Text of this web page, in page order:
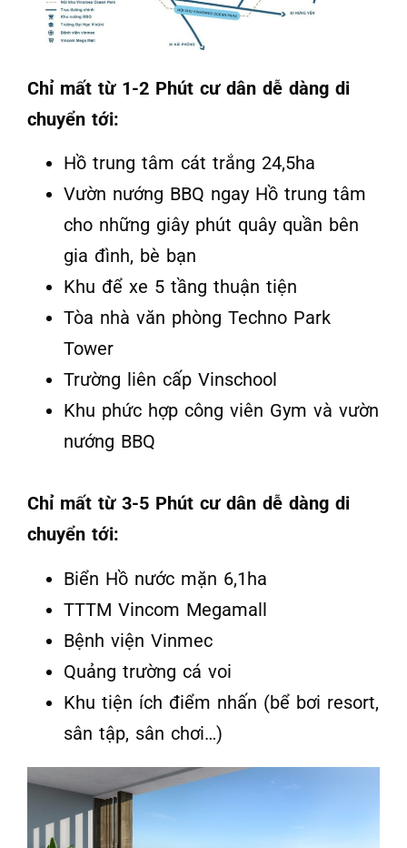
Chỉ mất từ 1-2 Phút cư dân dễ dàng di
chuyển tới:
Hồ trung tâm cát trắng 24,5ha
Vườn nướng BBQ ngay Hồ trung tâm
cho những giây phút quây quần bên
gia đình, bè bạn
Khu để xe 5 tầng thuận tiện
Tòa nhà văn phòng Techno Park
Tower
Trường liên cấp Vinschool
Khu phức hợp công viên Gym và vườn
nướng BBQ
Chỉ mất từ 3-5 Phút cư dân dễ dàng di
chuyển tới:
Biển Hồ nước mặn 6,1ha
TTTM Vincom Megamall
Bệnh viện Vinmec
Quảng trường cá voi
Khu tiện ích điểm nhấn (bể bơi resort,
sân tập, sân chơi…)